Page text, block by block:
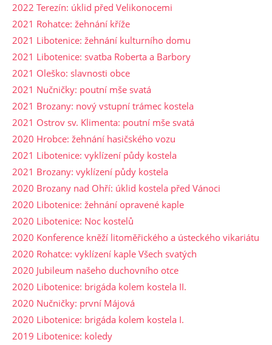
2022 Terezín: úklid před Velikonocemi
2021 Rohatce: žehnání kříže
2021 Libotenice: žehnání kulturního domu
2021 Libotenice: svatba Roberta a Barbory
2021 Oleško: slavnosti obce
2021 Nučničky: poutní mše svatá
2021 Brozany: nový vstupní trámec kostela
2021 Ostrov sv. Klimenta: poutní mše svatá
2020 Hrobce: žehnání hasičského vozu
2021 Libotenice: vyklízení půdy kostela
2021 Brozany: vyklízení půdy kostela
2020 Brozany nad Ohří: úklid kostela před Vánoci
2020 Libotenice: žehnání opravené kaple
2020 Libotenice: Noc kostelů
2020 Konference kněží litoměřického a ústeckého vikariátu
2020 Rohatce: vyklízení kaple Všech svatých
2020 Jubileum našeho duchovního otce
2020 Libotenice: brigáda kolem kostela II.
2020 Nučničky: první Májová
2020 Libotenice: brigáda kolem kostela I.
2019 Libotenice: koledy